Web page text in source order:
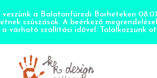
a Balatonfüredi Borheteken
csúszások. A beérkező
a várható szállítási idővel. Találkozzunk